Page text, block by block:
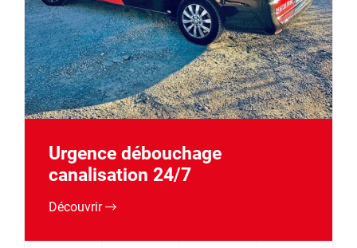
Urgence débouchage
canalisation 24/7
Découvrir